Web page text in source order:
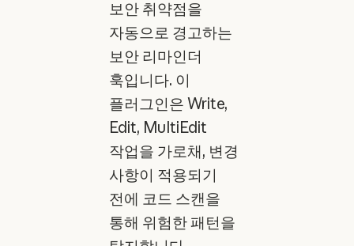
보안 취약점을
자동으로 경고하는
보안 리마인더
훅입니다. 이
플러그인은 Write,
Edit, MultiEdit
작업을 가로채, 변경
사항이 적용되기
전에 코드 스캔을
통해 위험한 패턴을